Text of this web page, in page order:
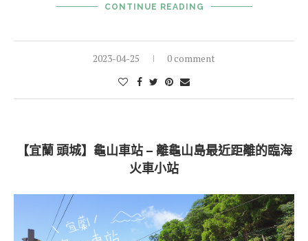
CONTINUE READING
2023-04-25 0 comment
【宜蘭 頭城】龜山車站 – 離龜山島最近距離的臨海
火車小站